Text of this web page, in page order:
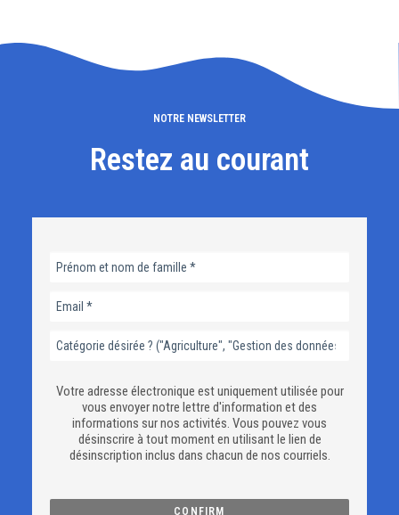
NOTRE NEWSLETTER
Restez au courant
Votre adresse électronique est uniquement utilisée pour
vous envoyer notre lettre d'information et des
informations sur nos activités. Vous pouvez vous
désinscrire à tout moment en utilisant le lien de
désinscription inclus dans chacun de nos courriels.